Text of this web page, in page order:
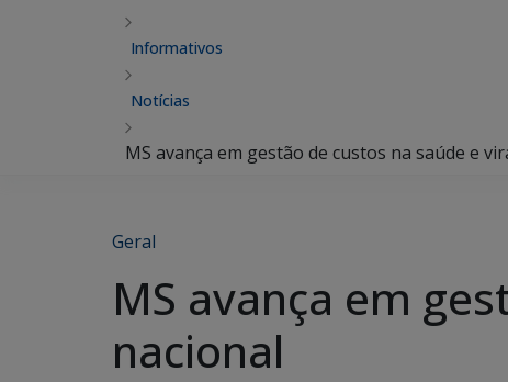
Informativos
Notícias
MS avança em gestão de custos na saúde e
Geral
MS avança em
nacional